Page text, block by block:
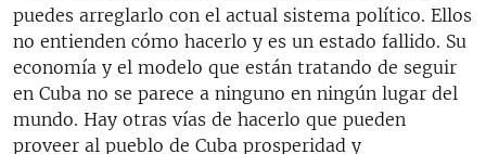
puedes arreglarlo con el actual sistema político. Ellos
no entienden cómo hacerlo y es un estado fallido. Su
economía y el modelo que están tratando de seguir
en Cuba no se parece a ninguno en ningún lugar del
mundo. Hay otras vías de hacerlo que pueden
proveer al pueblo de Cuba prosperidad y